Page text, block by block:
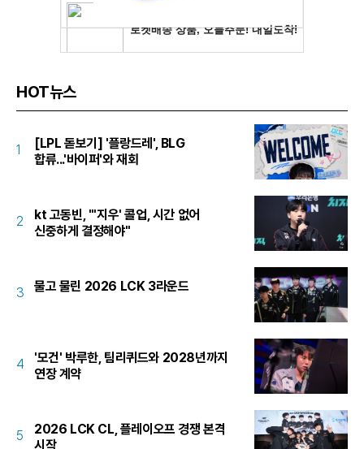
HOT뉴스
1
[LPL 돋보기] '플랑드레', BLG
합류...'바이퍼'와 재회
2
kt 고동빈, "'지우' 콜업, 시간 없어
신중하게 결정해야"
3 물고 물린 2026 LCK 3라운드
4
'모건' 박루한, 팀리퀴드와 2028년까지
연장 계약
5
2026 LCK CL, 플레이오프 경쟁 본격
시작